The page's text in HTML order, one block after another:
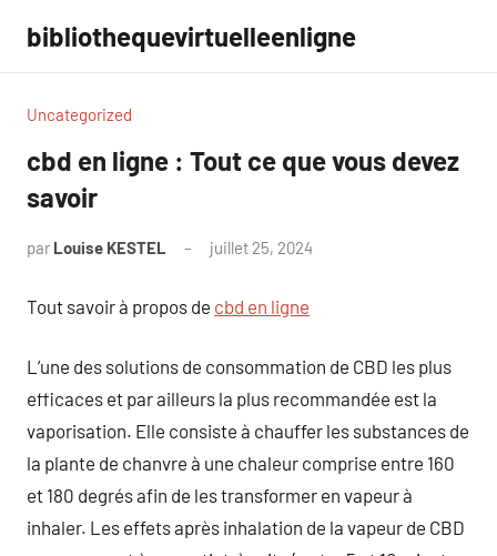
contenu
bibliothequevirtuelleenligne
Uncategorized
cbd en ligne : Tout ce que vous devez
savoir
par Louise KESTEL juillet 25, 2024
Tout savoir à propos de cbd en ligne
L’une des solutions de consommation de CBD les plus
efficaces et par ailleurs la plus recommandée est la
vaporisation. Elle consiste à chauffer les substances de
la plante de chanvre à une chaleur comprise entre 160
et 180 degrés afin de les transformer en vapeur à
inhaler. Les effets après inhalation de la vapeur de CBD